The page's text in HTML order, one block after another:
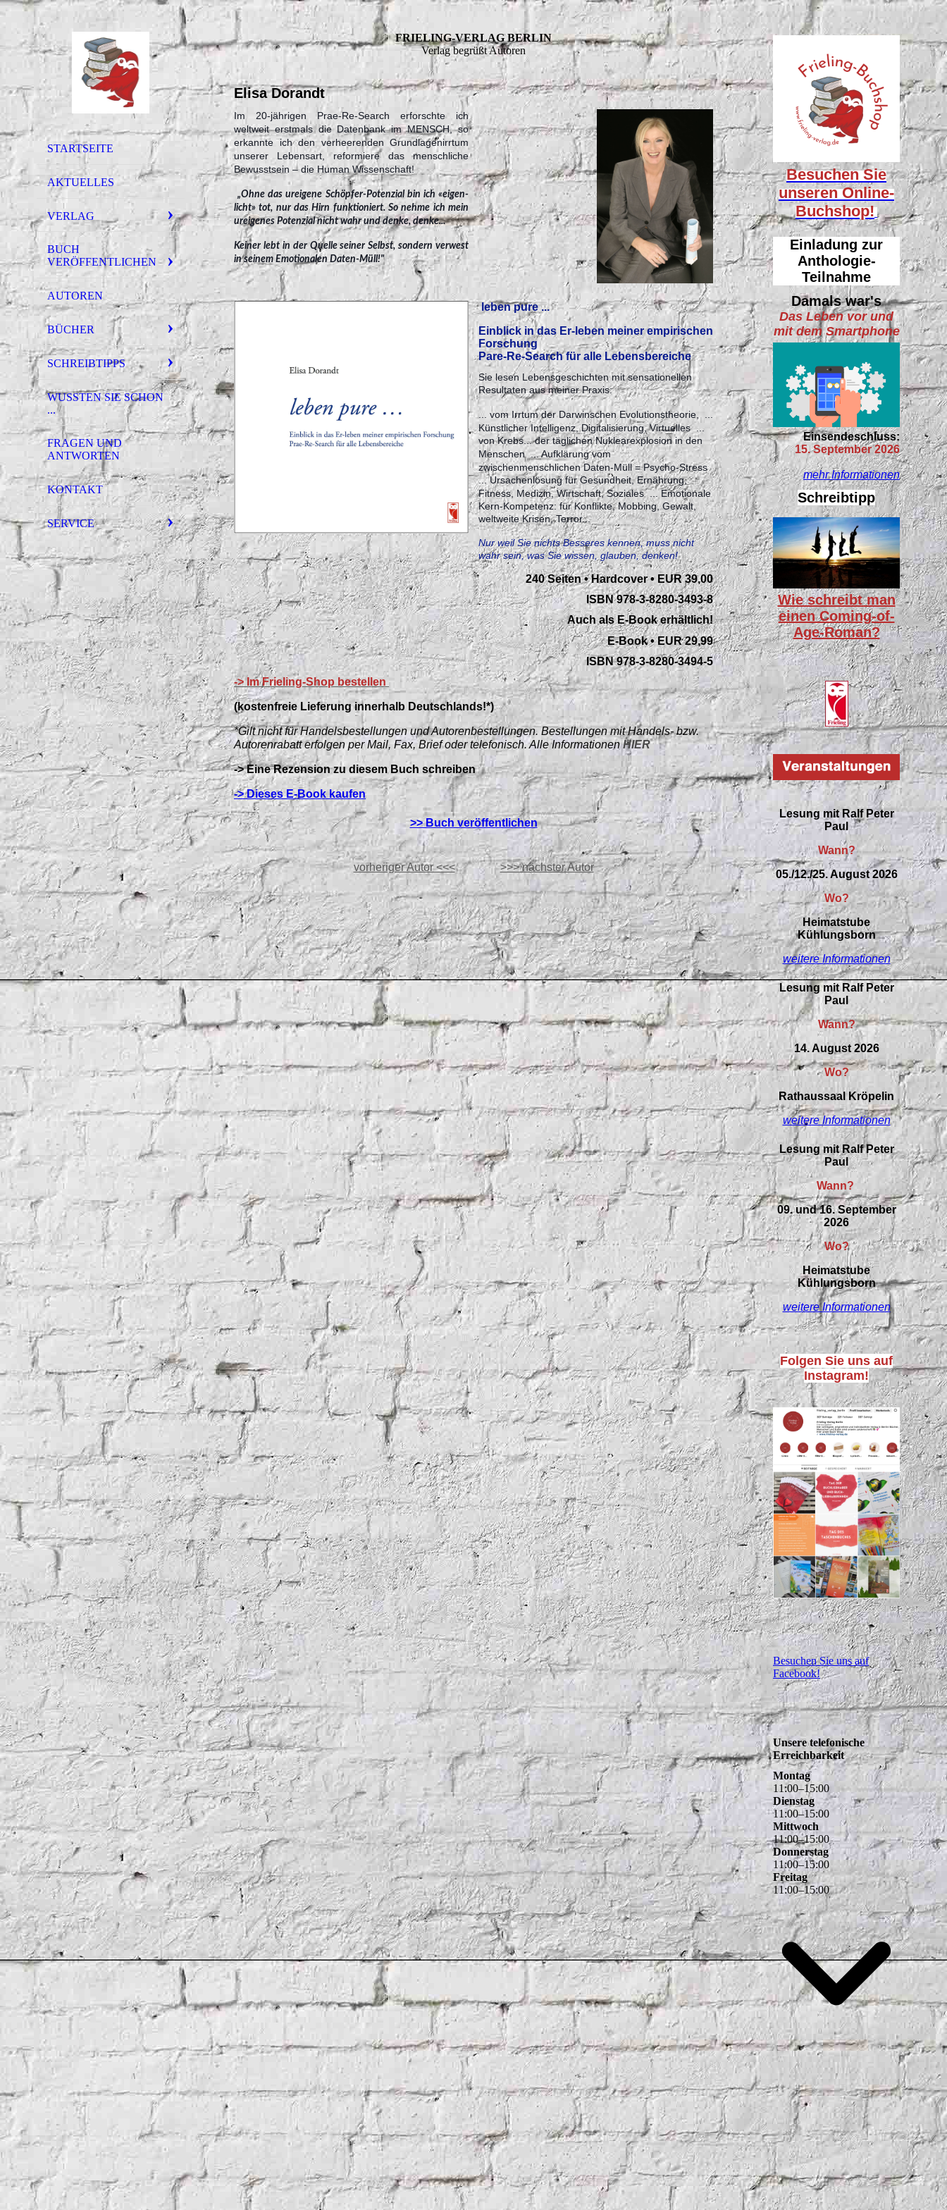
STARTSEITE
AKTUELLES
VERLAG
BUCH
VERÖFFENTLICHEN
AUTOREN
BÜCHER
SCHREIBTIPPS
WUSSTEN SIE SCHON
...
FRAGEN UND
ANTWORTEN
KONTAKT
SERVICE
FRIELING-VERLAG BERLIN
Verlag begrüßt Autoren
Elisa Dorandt
Im 20-jährigen Prae-Re-Search erforschte ich
weltweit erstmals die Datenbank im MENSCH, so
erkannte ich den verheerenden Grundlagenirrtum
unserer Lebensart, reformiere das menschliche
Bewusstsein – die Human Wissenschaft!
„Ohne das ureigene Schöpfer-Potenzial bin ich «eigen-
licht» tot, nur das Hirn funktioniert. So nehme ich mein
ureigenes Potenzial nicht wahr und denke, denke...
Keiner lebt in der Quelle seiner Selbst, sondern verwest
in seinem Emotionalen Daten-Müll!"
leben pure ...
Einblick in das Er-leben meiner empirischen
Forschung
Pare-Re-Search für alle Lebensbereiche
Sie lesen Lebensgeschichten mit sensationellen
Resultaten aus meiner Praxis:
... vom Irrtum der Darwinschen Evolutionstheorie, ...
Künstlicher Intelligenz, Digitalisierung, Virtuelles ...
von Krebs... der täglichen Nuklearexplosion in den
Menschen ... Aufklärung vom
zwischenmenschlichen Daten-Müll = Psycho-Stress
... Ursachenlösung für Gesundheit, Ernährung,
Fitness, Medizin, Wirtschaft, Soziales ... Emotionale
Kern-Kompetenz: für Konflikte, Mobbing, Gewalt,
weltweite Krisen, Terror...
Nur weil Sie nichts Besseres kennen, muss nicht
wahr sein, was Sie wissen, glauben, denken!
240 Seiten • Hardcover • EUR 39,00
ISBN 978-3-8280-3493-8
Auch als E-Book erhältlich!
E-Book • EUR 29,99
ISBN 978-3-8280-3494-5
-> Im Frieling-Shop bestellen
(kostenfreie Lieferung innerhalb Deutschlands!*)
*Gilt nicht für Handelsbestellungen und Autorenbestellungen. Bestellungen mit Handels- bzw.
Autorenrabatt erfolgen per Mail, Fax, Brief oder telefonisch. Alle InformationenHIER
-> Eine Rezension zu diesem Buch schreiben
-> Dieses E-Book kaufen
>> Buch veröffentlichen
vorheriger Autor <<< >>> nächster Autor
Besuchen Sie
unserenOnline-
Buchshop!
Einladung zur
Anthologie-
Teilnahme
Damals war's
Das Leben vor und
mit dem Smartphone
Einsendeschluss:
15. September 2026
mehr Informationen
Schreibtipp
Wie schreibt man
einen Coming-of-
Age-Roman?
Lesung mit Ralf Peter
Paul
Wann?
05./12./25. August 2026
Wo?
Heimatstube
Kühlungsborn
weitere Informationen
Lesung mit Ralf Peter
Paul
Wann?
14. August 2026
Wo?
Rathaussaal Kröpelin
weitere Informationen
Lesung mit Ralf Peter
Paul
Wann?
09. und 16. September
2026
Wo?
Heimatstube
Kühlungsborn
weitere Informationen
Folgen Sie uns auf
Instagram!
Besuchen Sie uns auf
Facebook!
Unsere telefonische
Erreichbarkeit
Montag
11:00–15:00
Dienstag
11 :00–15:00
Mittwoch
11:00–15:00
Donnerstag
11:00–15:00
Freitag
11:00–15:00